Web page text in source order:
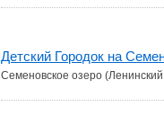
Детский Городок на
Семеновское озеро